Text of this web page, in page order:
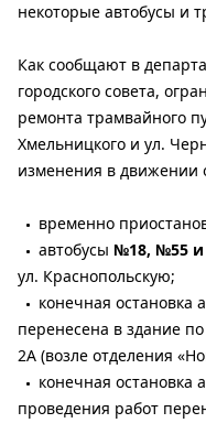
некоторые автобусы и
Как сообщают в
городского совета,
ремонта трамвайного
Хмельницкого и ул.
изменения в движении
временно
автобусы №18, №55
ул. Краснопольскую;
конечная остановка
перенесена в здание
2А (возле отделения
конечная остановка
проведения работ